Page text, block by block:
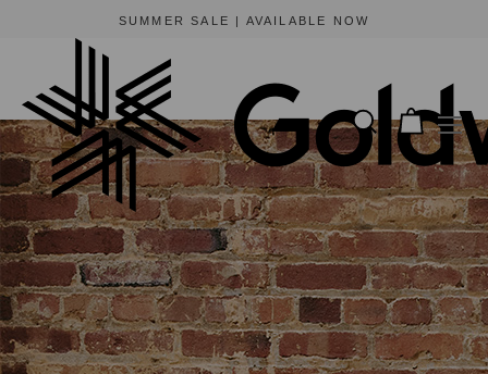
SUMMER SALE | AVAILABLE NOW